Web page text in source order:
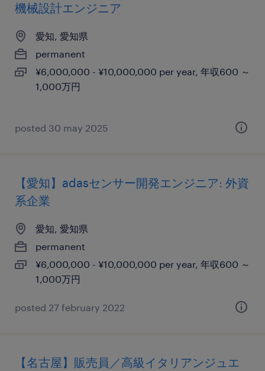
機械設計エンジニア
愛知, 愛知県
permanent
¥6,000,000 - ¥10,000,000 per year, 年収600 ～
1,000万円
posted 30 may 2025
【愛知】adasセンサー開発エンジニア: 外資
系企業
愛知, 愛知県
permanent
¥6,000,000 - ¥10,000,000 per year, 年収600 ～
1,000万円
posted 27 february 2022
【名古屋】販売員／高級イタリアンジュエ